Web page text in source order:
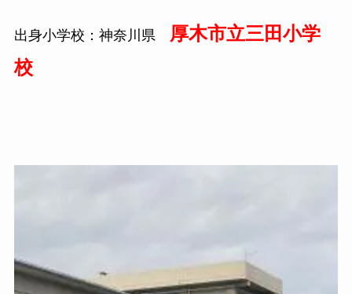
出身小学校：神奈川県
厚木市立三田小学
校